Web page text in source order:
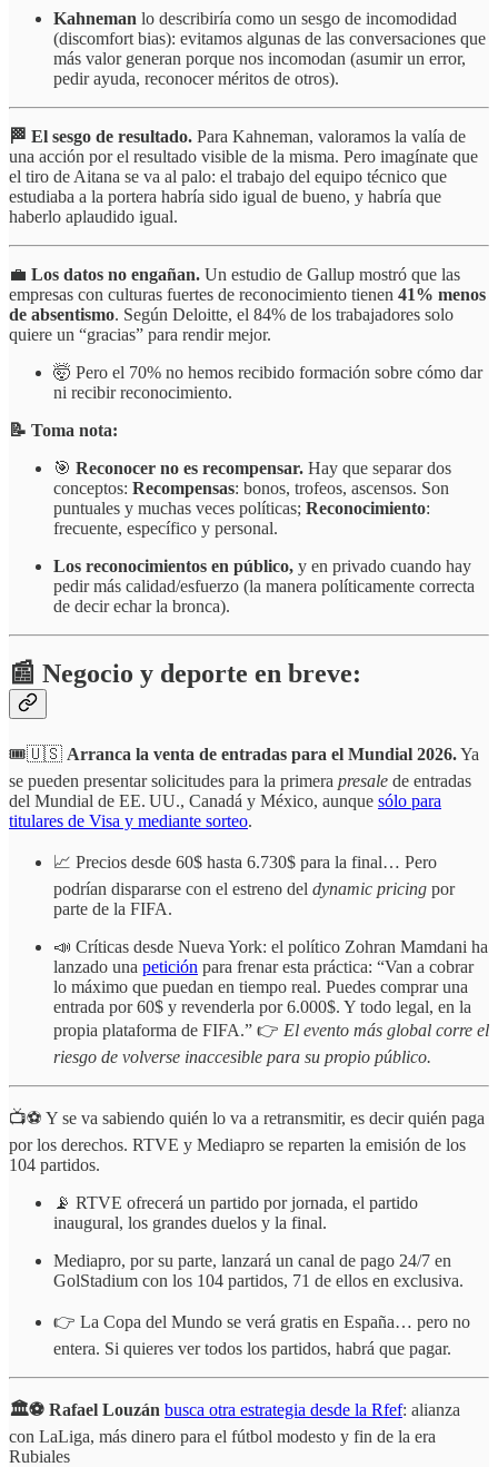
Kahneman lo describiría como un sesgo de incomodidad
(discomfort bias): evitamos algunas de las conversaciones que
más valor generan porque nos incomodan (asumir un error,
pedir ayuda, reconocer méritos de otros).
🏁 El sesgo de resultado. Para Kahneman, valoramos la valía de
una acción por el resultado visible de la misma. Pero imagínate que
el tiro de Aitana se va al palo: el trabajo del equipo técnico que
estudiaba a la portera habría sido igual de bueno, y habría que
haberlo aplaudido igual.
💼 Los datos no engañan. Un estudio de Gallup mostró que las
empresas con culturas fuertes de reconocimiento tienen 41% menos
de absentismo. Según Deloitte, el 84% de los trabajadores solo
quiere un “gracias” para rendir mejor.
🤯 Pero el 70% no hemos recibido formación sobre cómo dar
ni recibir reconocimiento.
📝 Toma nota:
🎯 Reconocer no es recompensar. Hay que separar dos
conceptos: Recompensas: bonos, trofeos, ascensos. Son
puntuales y muchas veces políticas; Reconocimiento:
frecuente, específico y personal.
Los reconocimientos en público, y en privado cuando hay
pedir más calidad/esfuerzo (la manera políticamente correcta
de decir echar la bronca).
📰 Negocio y deporte en breve:
🎟️🇺🇸 Arranca la venta de entradas para el Mundial 2026.Ya
se pueden presentar solicitudes para la primera presale de entradas
del Mundial de EE. UU., Canadá y México, aunque sólo para
titulares de Visa y mediante sorteo.
📈 Precios desde 60$ hasta 6.730$ para la final… Pero
podrían dispararse con el estreno del dynamic pricing por
parte de la FIFA.
📣 Críticas desde Nueva York: el político Zohran Mamdani ha
lanzado una petición para frenar esta práctica: “Van a cobrar
lo máximo que puedan en tiempo real. Puedes comprar una
entrada por 60$ y revenderla por 6.000$. Y todo legal, en la
propia plataforma de FIFA.” 👉 El evento más global corre el
riesgo de volverse inaccesible para su propio público.
📺⚽ Y se va sabiendo quién lo va a retransmitir, es decir quién paga
por los derechos. RTVE y Mediapro se reparten la emisión de los
104 partidos.
📡 RTVE ofrecerá un partido por jornada, el partido
inaugural, los grandes duelos y la final.
Mediapro, por su parte, lanzará un canal de pago 24/7 en
GolStadium con los 104 partidos, 71 de ellos en exclusiva.
👉 La Copa del Mundo se verá gratis en España… pero no
entera. Si quieres ver todos los partidos, habrá que pagar.
🏛️⚽ Rafael Louzán busca otra estrategia desde la Rfef: alianza
con LaLiga, más dinero para el fútbol modesto y fin de la era
Rubiales